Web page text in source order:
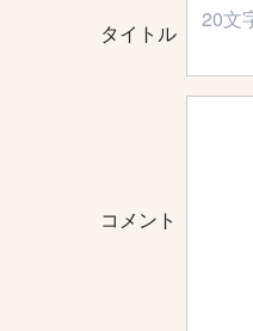
タイトル
コメント